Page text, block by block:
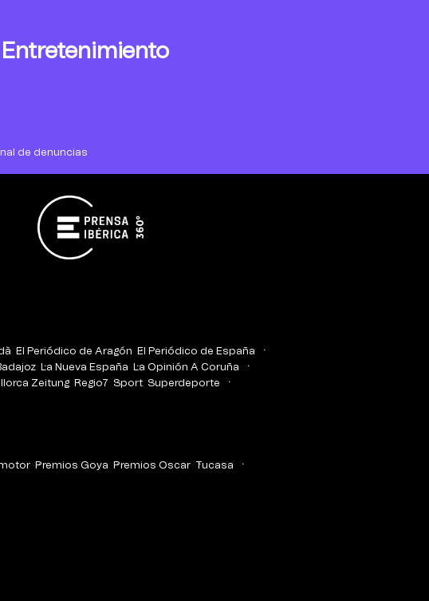
Entretenimiento
de denuncias
El Periódico de Aragón
El Periódico de España
La Nueva España
La Opinión A Coruña
Zeitung Regio7 Sport Superdeporte
Premios Goya Premios Oscar
Tucasa